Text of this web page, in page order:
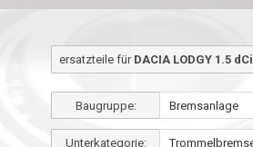
ersatzteile für DACIA LODGY 1.5 dCi
Baugruppe:
Unterkategorie: